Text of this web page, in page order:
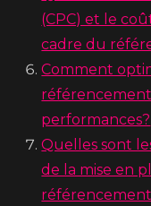
(CPC) et le
cadre du
Comment
performances?
Quelles sont
de la mise en